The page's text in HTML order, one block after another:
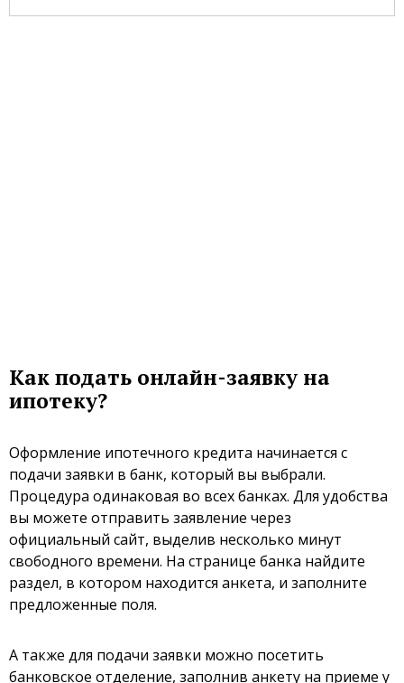
Как подать онлайн-заявку на
ипотеку?
Оформление ипотечного кредита начинается с
подачи заявки в банк, который вы выбрали.
Процедура одинаковая во всех банках. Для удобства
вы можете отправить заявление через
официальный сайт, выделив несколько минут
свободного времени. На странице банка найдите
раздел, в котором находится анкета, и заполните
предложенные поля.
А также для подачи заявки можно посетить
банковское отделение, заполнив анкету на приеме у